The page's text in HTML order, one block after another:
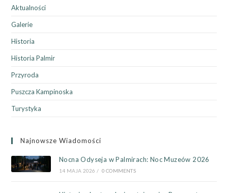
Aktualności
Galerie
Historia
Historia Palmir
Przyroda
Puszcza Kampinoska
Turystyka
Najnowsze Wiadomości
Nocna Odyseja w Palmirach: Noc Muzeów 2026
14 MAJA 2026 / 0 COMMENTS